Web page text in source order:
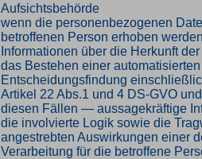
Aufsichtsbehörde
wenn die personenbezogenen
betroffenen Person erhoben
Informationen über die Herkunft
das Bestehen einer automatisierten
Entscheidungsfindung
Artikel 22 Abs.1 und 4 DS-GVO
diesen Fällen — aussagekräftige
die involvierte Logik sowie die
angestrebten Auswirkungen einer
Verarbeitung für die betroffene